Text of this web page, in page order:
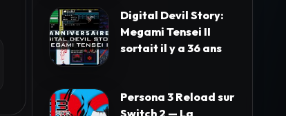
Digital Devil Story:
Megami Tensei II
sortait il y a 36 ans
Persona 3 Reload sur
Switch 2 — La